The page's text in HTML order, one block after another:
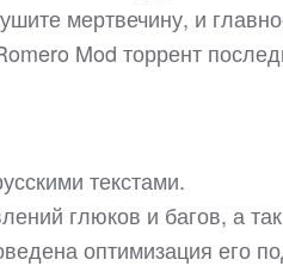
мертвечину, и
Mod торрент
текстами.
глюков и багов, а
оптимизация его